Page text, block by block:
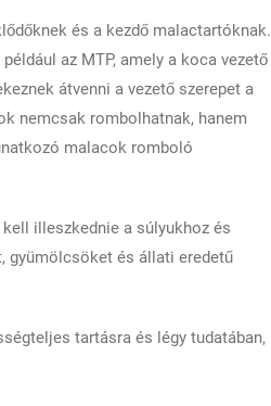
és a kezdő malactartóknak.
az MTP, amely a koca vezető
átvenni a vezető szerepet a
nemcsak rombolhatnak, hanem
malacok romboló
illeszkednie a súlyukhoz és
gyümölcsöket és állati eredetű
tartásra és légy tudatában,